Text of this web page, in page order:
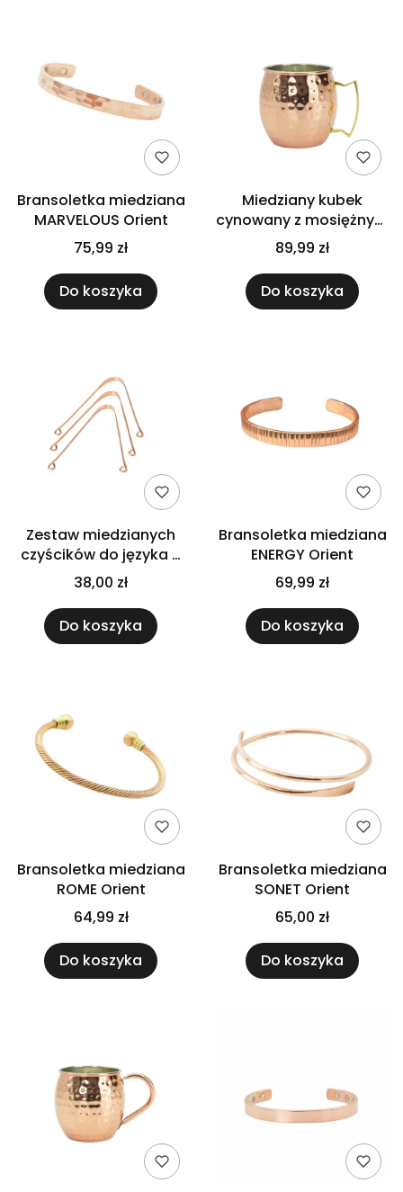
Bransoletka miedziana
MARVELOUS Orient
75,99 zł
Do koszyka
Miedziany kubek
cynowany z mosiężnym
uchwytem 500 ml
89,99 zł
Do koszyka
Zestaw miedzianych
czyścików do języka 3
szt. Orient
38,00 zł
Do koszyka
Bransoletka miedziana
ENERGY Orient
69,99 zł
Do koszyka
Bransoletka miedziana
ROME Orient
64,99 zł
Do koszyka
Bransoletka miedziana
SONET Orient
65,00 zł
Do koszyka